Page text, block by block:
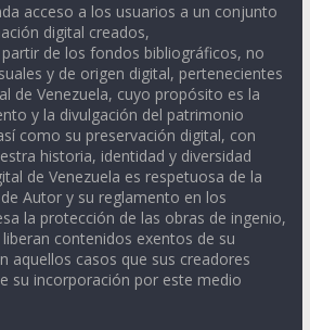
acceso a los usuarios a un conjunto
digital creados,
de los fondos bibliográficos, no
y de origen digital, pertenecientes
de Venezuela, cuyo propósito es la
y la divulgación del patrimonio
como su preservación digital, con
historia, identidad y diversidad
de Venezuela es respetuosa de la
Autor y su reglamento en los
la protección de las obras de ingenio,
contenidos exentos de su
aquellos casos que sus creadores
su incorporación por este medio